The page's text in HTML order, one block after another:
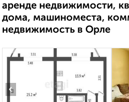
аренде недвижимости,
дома, машиноместа,
недвижимость в Орле
‹